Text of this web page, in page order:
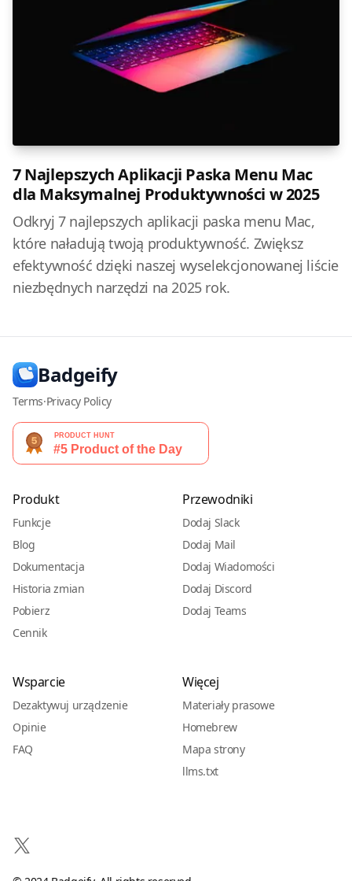
7 Najlepszych Aplikacji Paska Menu Mac
dla Maksymalnej Produktywności w 2025
Odkryj 7 najlepszych aplikacji paska menu Mac,
które naładują twoją produktywność. Zwiększ
efektywność dzięki naszej wyselekcjonowanej liście
niezbędnych narzędzi na 2025 rok.
Badgeify
Terms·Privacy Policy
Produkt
Funkcje
Blog
Dokumentacja
Historia zmian
Pobierz
Cennik
Przewodniki
Dodaj Slack
Dodaj Mail
Dodaj Wiadomości
Dodaj Discord
Dodaj Teams
Wsparcie
Dezaktywuj urządzenie
Opinie
FAQ
Więcej
Materiały prasowe
Homebrew
Mapa strony
llms.txt